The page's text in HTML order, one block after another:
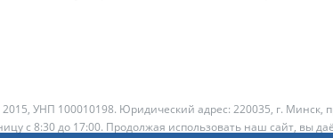
2015, УНП 100010198. Юридический адрес: 220035, г. Минск,
с 8:30 до 17:00. Продолжая использовать наш сайт, вы